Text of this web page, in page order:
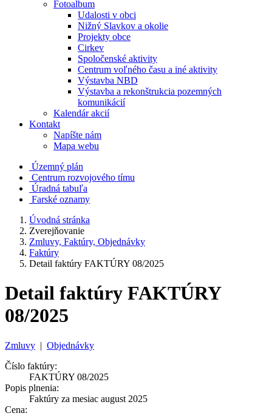
Fotoalbum
Udalosti v obci
Nižný Slavkov a okolie
Projekty obce
Cirkev
Spoločenské aktivity
Centrum voľného času a iné aktivity
Výstavba NBD
Výstavba a rekonštrukcia pozemných
komunikácií
Kalendár akcií
Kontakt
Napíšte nám
Mapa webu
Územný plán
Centrum rozvojového tímu
Úradná tabuľa
Farské oznamy
Úvodná stránka
Zverejňovanie
Zmluvy, Faktúry, Objednávky
Faktúry
Detail faktúry FAKTÚRY 08/2025
Detail faktúry FAKTÚRY
08/2025
Zmluvy | Objednávky
Číslo faktúry:
FAKTÚRY 08/2025
Popis plnenia:
Faktúry za mesiac august 2025
Cena: